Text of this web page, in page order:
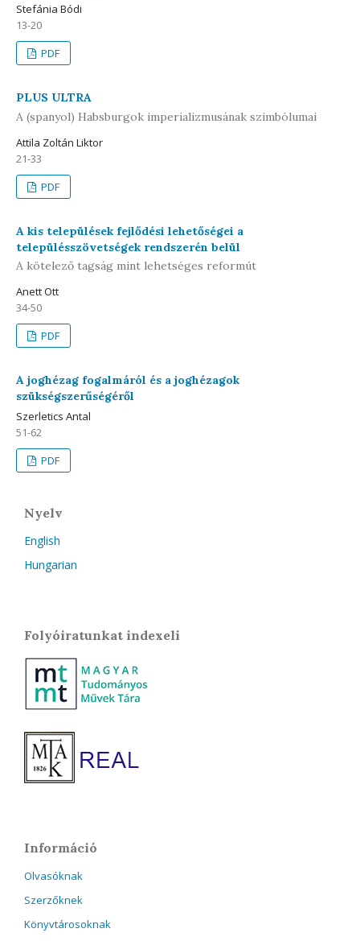
Stefánia Bódi
13-20
PDF
PLUS ULTRA
A (spanyol) Habsburgok imperializmusának szimbólumai
Attila Zoltán Liktor
21-33
PDF
A kis települések fejlődési lehetőségei a
településszövetségek rendszerén belül
A kötelező tagság mint lehetséges reformút
Anett Ott
34-50
PDF
A joghézag fogalmáról és a joghézagok
szükségszerűségéről
Szerletics Antal
51-62
PDF
Nyelv
English
Hungarian
Folyóiratunkat indexeli
Információ
Olvasóknak
Szerzőknek
Könyvtárosoknak